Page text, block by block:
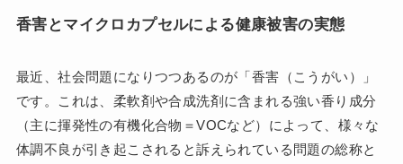
香害とマイクロカプセルによる健康被害の実態
最近、社会問題になりつつあるのが「香害（こうがい）」
です。これは、柔軟剤や合成洗剤に含まれる強い香り成分
（主に揮発性の有機化合物＝VOCなど）によって、様々な
体調不良が引き起こされると訴えられている問題の総称と